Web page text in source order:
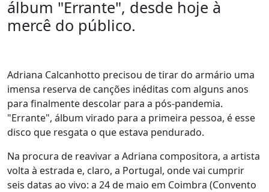
álbum "Errante", desde hoje à
mercê do público.
Adriana Calcanhotto precisou de tirar do armário uma
imensa reserva de canções inéditas com alguns anos
para finalmente descolar para a pós-pandemia.
"Errante", álbum virado para a primeira pessoa, é esse
disco que resgata o que estava pendurado.
Na procura de reavivar a Adriana compositora, a artista
volta à estrada e, claro, a Portugal, onde vai cumprir
seis datas ao vivo: a 24 de maio em Coimbra (Convento